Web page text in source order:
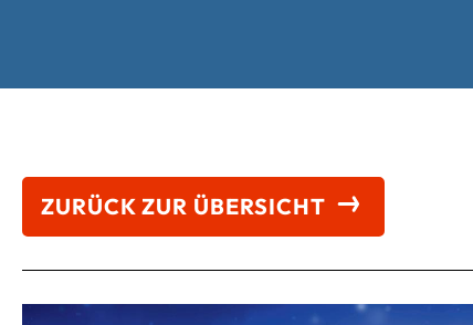
ZURÜCK ZUR ÜBERSICHT